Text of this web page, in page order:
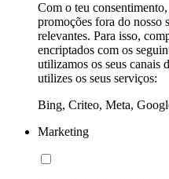
Com o teu
promoções fora do nosso
relevantes. Para isso,
encriptados com os
utilizamos os seus canais
utilizes os seus serviços:
Bing, Criteo, Meta,
Marketing